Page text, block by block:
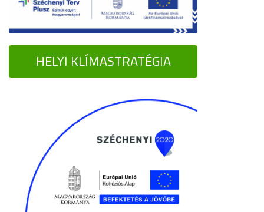
HELYI KLÍMASTRATÉGIA